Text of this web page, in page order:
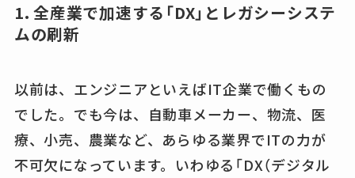
1. 全産業で加速する「DX」とレガシーシステ
ムの刷新
以前は、エンジニアといえばIT企業で働くもの
でした。でも今は、自動車メーカー、物流、医
療、小売、農業など、あらゆる業界でITの力が
不可欠になっています。いわゆる「DX（デジタル